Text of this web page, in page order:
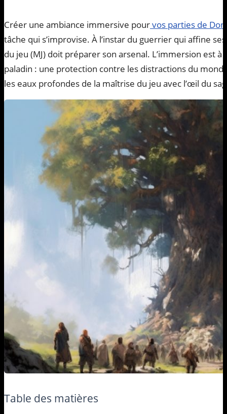
Créer une ambiance immersive pourvos parties de
tâche qui s’improvise. À l’instar du guerrier qui affine
du jeu (MJ) doit préparer son arsenal. L’immersion est à
paladin : une protection contre les distractions du
les eaux profondes de la maîtrise du jeu avec l’œil du
Table des matières